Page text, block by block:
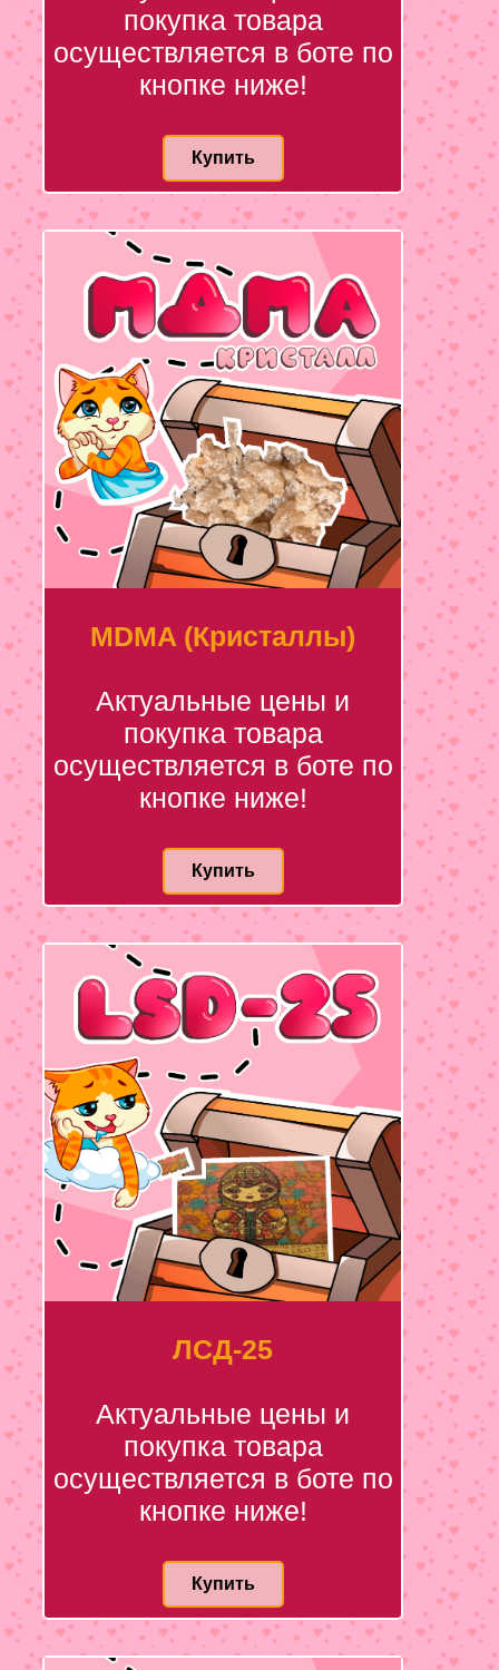
покупка товара
осуществляется в боте по
кнопке ниже!
Купить
MDMA (Кристаллы)
Актуальные цены и
покупка товара
осуществляется в боте по
кнопке ниже!
Купить
ЛСД-25
Актуальные цены и
покупка товара
осуществляется в боте по
кнопке ниже!
Купить